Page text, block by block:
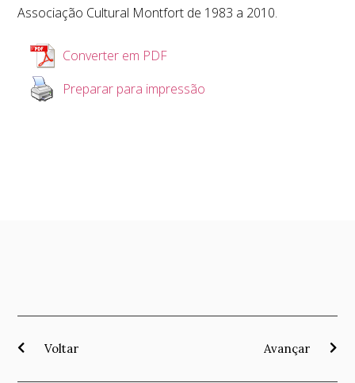
Associação Cultural Montfort de 1983 a 2010.
Converter em PDF
Preparar para impressão
Voltar Avançar